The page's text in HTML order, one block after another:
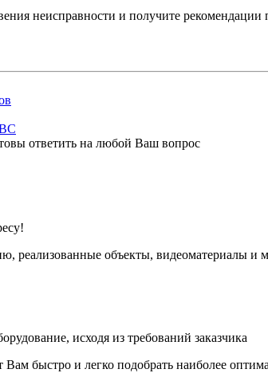
неисправности и получите рекомендации
ответить на любой Ваш вопрос
реализованные объекты, видеоматериалы и
исходя из требований заказчика
быстро и легко подобрать наиболее